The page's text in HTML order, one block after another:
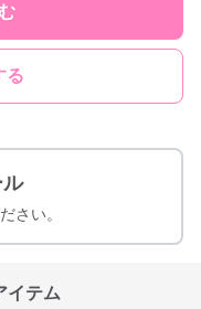
る
さい。
イテム